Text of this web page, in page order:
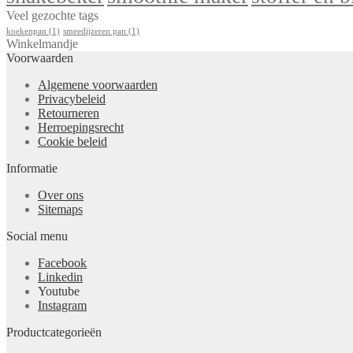
Veel gezochte tags
koekenpan (1) smeedijzeren pan (1)
Winkelmandje
Voorwaarden
Algemene voorwaarden
Privacybeleid
Retourneren
Herroepingsrecht
Cookie beleid
Informatie
Over ons
Sitemaps
Social menu
Facebook
Linkedin
Youtube
Instagram
Productcategorieën